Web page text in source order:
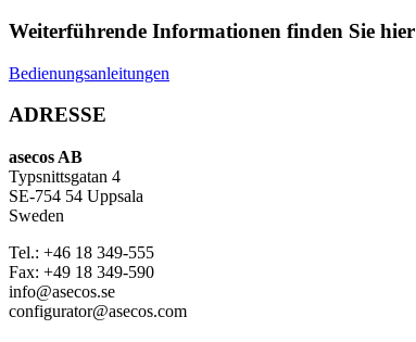
Weiterführende Informationen finden Sie hier
Bedienungsanleitungen
ADRESSE
asecos AB
Typsnittsgatan 4
SE-754 54 Uppsala
Sweden
Tel.: +46 18 349-555
Fax: +49 18 349-590
info@asecos.se
configurator@asecos.com